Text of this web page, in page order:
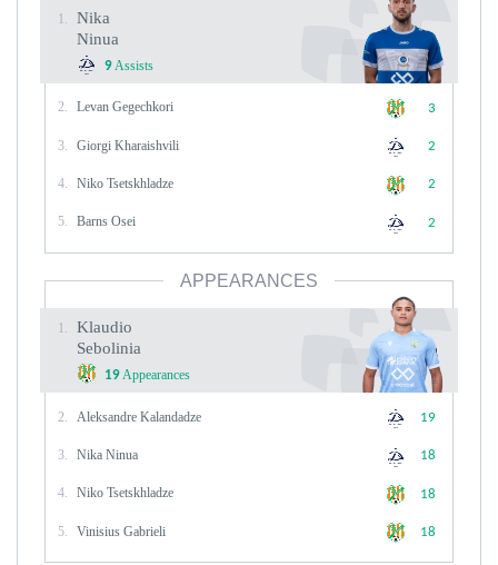
1.
Nika
Ninua
9 Assists
2. Levan Gegechkori 3
3. Giorgi Kharaishvili 2
4. Niko Tsetskhladze 2
5. Barns Osei 2
APPEARANCES
1.
Klaudio
Sebolinia
19Appearances
2. Aleksandre Kalandadze 19
3. Nika Ninua 18
4. Niko Tsetskhladze 18
5. Vinisius Gabrieli 18